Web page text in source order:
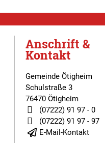
Anschrift &
Kontakt
Gemeinde Ötigheim
Schulstraße 3
76470 Ötigheim
(07222) 91 97 - 0
(07222) 91 97 - 97
E-Mail-Kontakt